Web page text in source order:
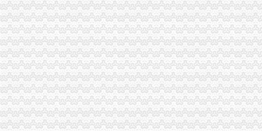
公司虚拟地址公司注册地址出租-北京58同城
提供北京注册公司地址虚拟注册地址【今日推荐网-北京工商/税务/财务】
用虚拟地址在张江注册公司
【用虚拟地址注册公司是否安全】-白云机场路易登网
提供公司注册地址,广州虚拟地址,公司注册虚拟地址-供应信息-环